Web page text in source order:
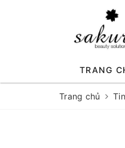
TRANG
Trang chủ